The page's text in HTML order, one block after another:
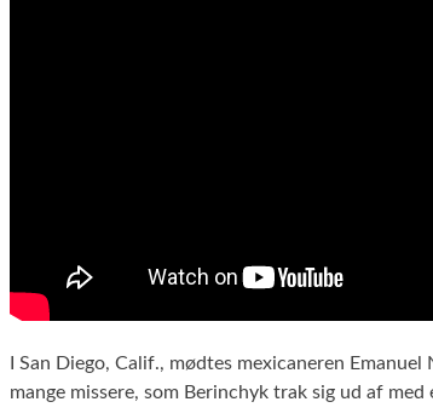
I San Diego, Calif., mødtes mexicaneren
mange missere, som Berinchyk trak sig ud af